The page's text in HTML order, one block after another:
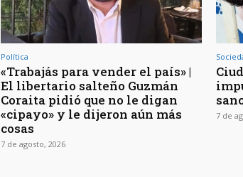
Política
«Trabajás para vender el país» |
El libertario salteño Guzmán
Coraita pidió que no le digan
«cipayo» y le dijeron aún más
cosas
7 de agosto, 2026
7 de